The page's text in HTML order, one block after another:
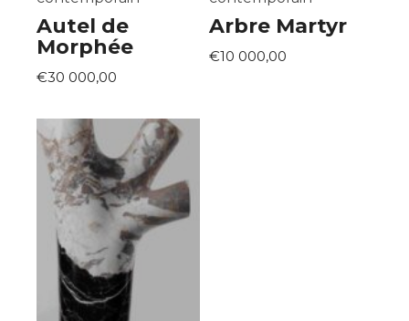
Autel de
Morphée
€30 000,00
Arbre Martyr
€10 000,00